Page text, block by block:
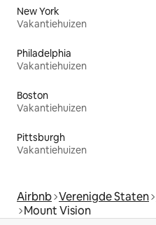
New York
Vakantiehuizen
Philadelphia
Vakantiehuizen
Boston
Vakantiehuizen
Pittsburgh
Vakantiehuizen
Airbnb Verenigde Staten
Mount Vision